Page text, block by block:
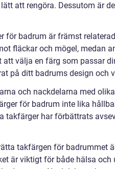
att rengöra. Dessutom är
för badrum är främst
fläckar och mögel, medan
välja en färg som passar
på ditt badrums design och
och nackdelarna med
för badrum inte lika
takfärger har förbättrats
takfärgen för badrummet
är viktigt för både hälsa och